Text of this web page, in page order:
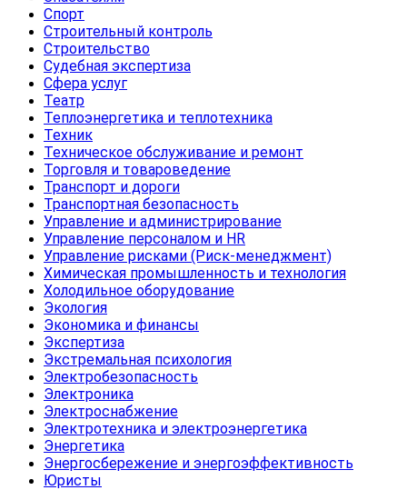
Спорт
Строительный контроль
Строительство
Судебная экспертиза
Сфера услуг
Театр
Теплоэнергетика и теплотехника
Техник
Техническое обслуживание и ремонт
Торговля и товароведение
Транспорт и дороги
Транспортная безопасность
Управление и администрирование
Управление персоналом и HR
Управление рисками (Риск-менеджмент)
Химическая промышленность и технология
Холодильное оборудование
Экология
Экономика и финансы
Экспертиза
Экстремальная психология
Электробезопасность
Электроника
Электроснабжение
Электротехника и электроэнергетика
Энергетика
Энергосбережение и энергоэффективность
Юристы